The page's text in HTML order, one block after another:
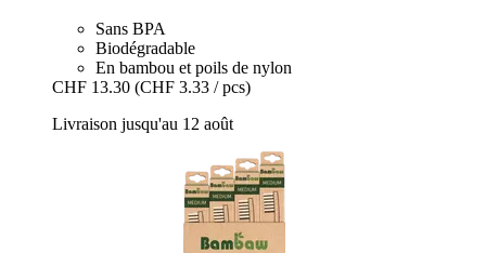
Sans BPA
Biodégradable
En bambou et poils de nylon
CHF 13.30 (CHF 3.33 / pcs)
Livraison jusqu'au 12 août